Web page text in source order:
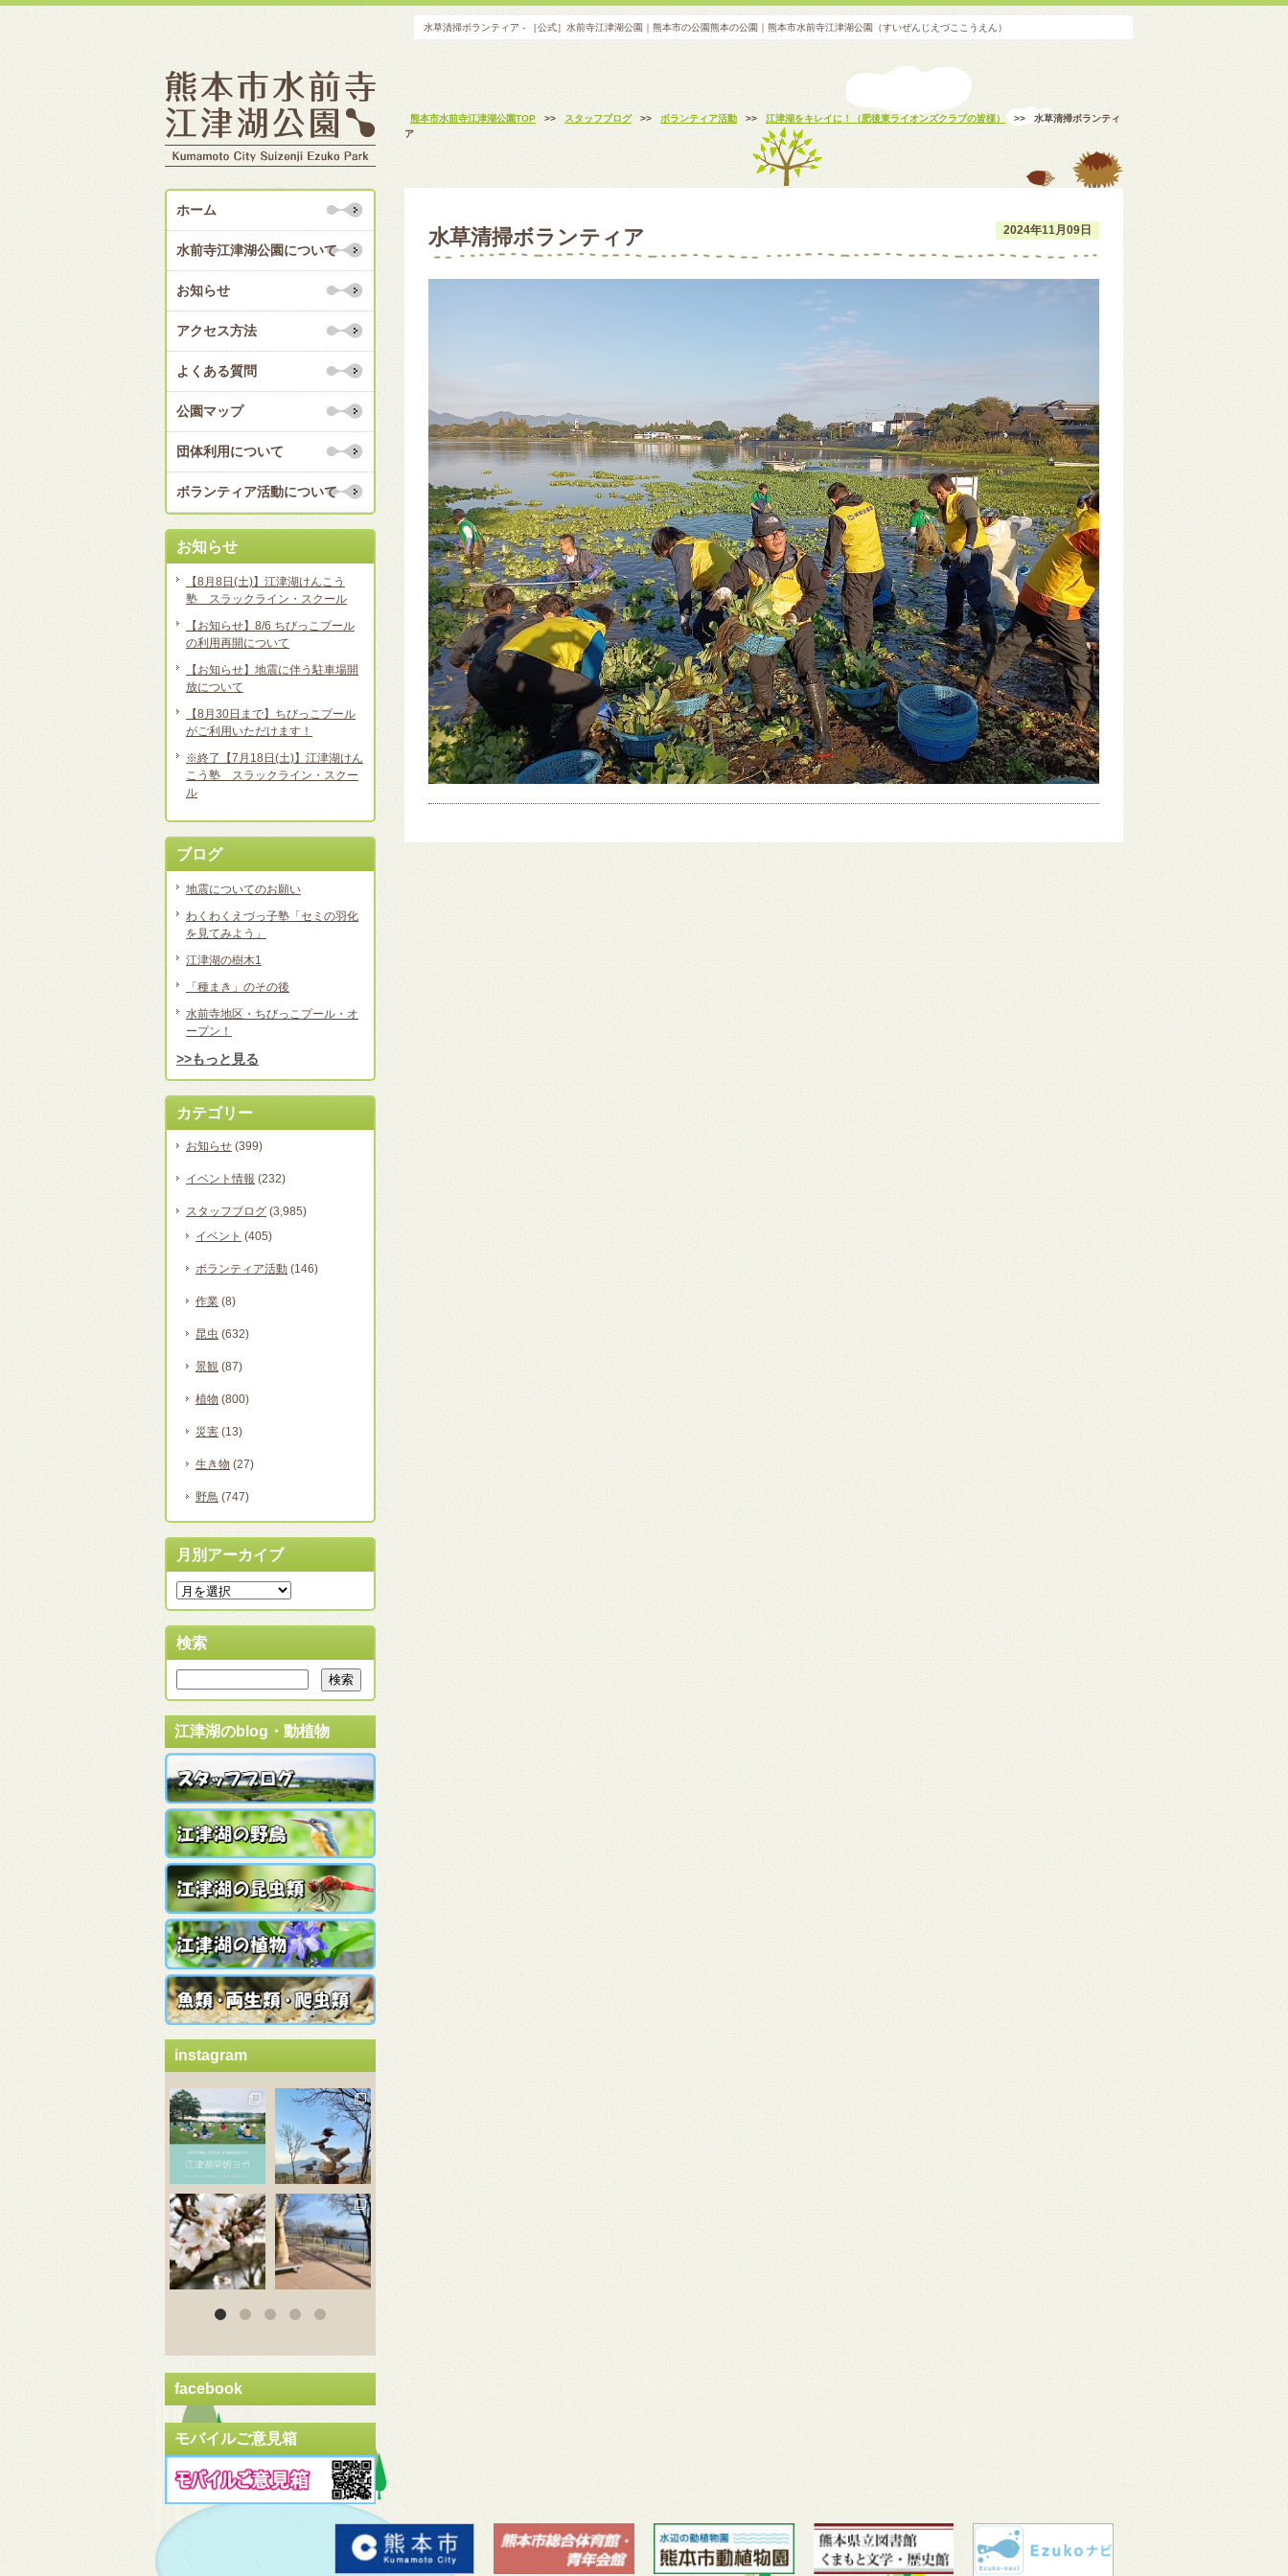
水草清掃ボランティア - ［公式］水前寺江津湖公園｜熊本市の公園熊本の公園｜熊本市水前寺江津湖公園（すいぜんじえづここうえん）
熊本市水前寺江津湖公園TOP >> スタッフブログ >> ボランティア活動 >> 江津湖をキレイに！（肥後東ライオンズクラブの皆様） >>
水草清掃ボランティ
ア
2024年11月09日
水草清掃ボランティア
ホーム
水前寺江津湖公園について
お知らせ
アクセス方法
よくある質問
公園マップ
団体利用について
ボランティア活動について
お知らせ
【8月8日(土)】江津湖けんこう
塾 スラックライン・スクール
【お知らせ】8/6 ちびっこプール
の利用再開について
【お知らせ】地震に伴う駐車場開
放について
【8月30日まで】ちびっこプール
がご利用いただけます！
※終了【7月18日(土)】江津湖けん
こう塾 スラックライン・スクー
ル
ブログ
地震についてのお願い
わくわくえづっ子塾「セミの羽化
を見てみよう」
江津湖の樹木1
「種まき」のその後
水前寺地区・ちびっこプール・オ
ープン！
>>もっと見る
カテゴリー
お知らせ (399)
イベント情報 (232)
スタッフブログ (3,985)
イベント (405)
ボランティア活動 (146)
作業 (8)
昆虫 (632)
景観 (87)
植物 (800)
災害 (13)
生き物 (27)
野鳥 (747)
月別アーカイブ
検索
江津湖のblog・動植物
instagram
3月 20
3月 18
3月 18
facebook
モバイルご意見箱